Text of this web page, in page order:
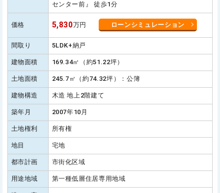
センター前』 徒歩1分
価格 5,830万円 ローンシミュレーション
間取り 5LDK+納戸
建物面積 169.34㎡（約51.22坪）
土地面積 245.7㎡（約74.32坪）：公簿
建物構造 木造 地上2階建て
築年月 2007年10月
土地権利 所有権
地目 宅地
都市計画 市街化区域
用途地域 第一種低層住居専用地域